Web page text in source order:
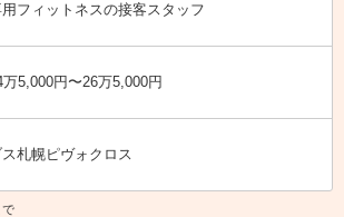
フィットネスの接客スタッフ
万5,000円〜26万5,000円
札幌ピヴォクロス
で